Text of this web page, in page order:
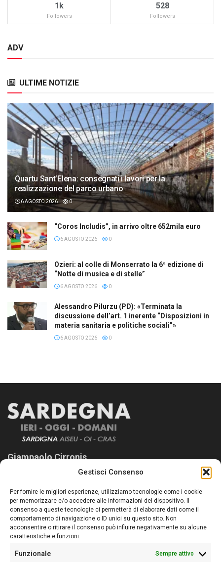
Gestisci Consenso
Per fornire le migliori esperienze, utilizziamo tecnologie come i cookie
per memorizzare e/o accedere alle informazioni del dispositivo. Il
consenso a queste tecnologie ci permetterà di elaborare dati come il
comportamento di navigazione o ID unici su questo sito. Non
acconsentire o ritirare il consenso può influire negativamente su alcune
caratteristiche e funzioni.
Funzionale Sempre attivo
1k
Followers
528
Followers
ADV
ULTIME NOTIZIE
Quartu Sant’Elena: consegnati i lavori per la
realizzazione del parco urbano
6 AGOSTO 2026 0
“Coros Includis”, in arrivo oltre 652mila euro
6 AGOSTO 2026 0
Ozieri: al colle di Monserrato la 6ª edizione di
“Notte di musica e di stelle”
6 AGOSTO 2026 0
Alessandro Pilurzu (PD): «Terminata la
discussione dell’art. 1 inerente “Disposizioni in
materia sanitaria e politiche sociali”»
6 AGOSTO 2026 0
Giampaolo Cirronis
Sardegna Ieri-Oggi-Domani nasce per informare “liberamente” i
lettori su quanto accade in Sardegna, con un occhio rivolto al
nostro passato e, soprattutto, al nostro futuro
Follow Us